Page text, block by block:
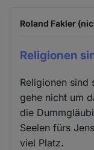
Roland Fakler
Religionen
Religionen sind
gehe nicht um
die
Seelen fürs
viel Platz.